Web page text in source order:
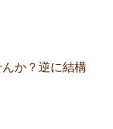
か？逆に結構